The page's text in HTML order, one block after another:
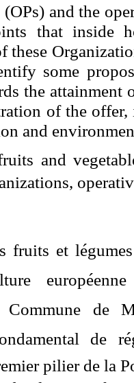
(OPs) and the
that inside
these
some
the
of the
and
and
fruits etlégumes
Commune de
de
pilier de la